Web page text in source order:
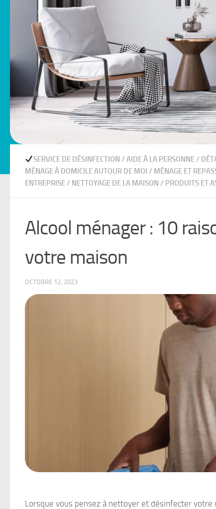
SERVICE DE DÉSINFECTION / AIDE À LA PERSONNE/
MÉNAGE À DOMICILE AUTOUR DE MOI / MÉNAGE ET
ENTREPRISE/ NETTOYAGE DE LA MAISON / PRODUITS ET
Alcool ménager : 10
votre maison
OCTOBRE 12, 2023
Lorsque vous pensez à nettoyer et désinfecter